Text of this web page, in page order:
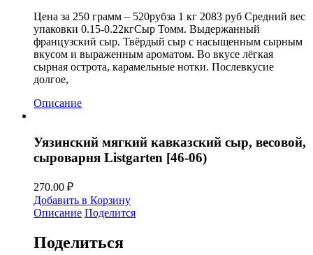
Цена за 250 грамм – 520рубза 1 кг 2083 руб Средний вес
упаковки 0.15-0.22кгСыр Томм. Выдержанный
французский сыр. Твёрдый сыр с насыщенным сырным
вкусом и выраженным ароматом. Во вкусе лёгкая
сырная острота, карамельные нотки. Послевкусие
долгое,
Описание
Уязинский мягкий кавказский сыр, весовой,
сыроварня Listgarten [46-06)
270.00 ₽
Добавить в Корзину
Описание Поделится
Поделиться